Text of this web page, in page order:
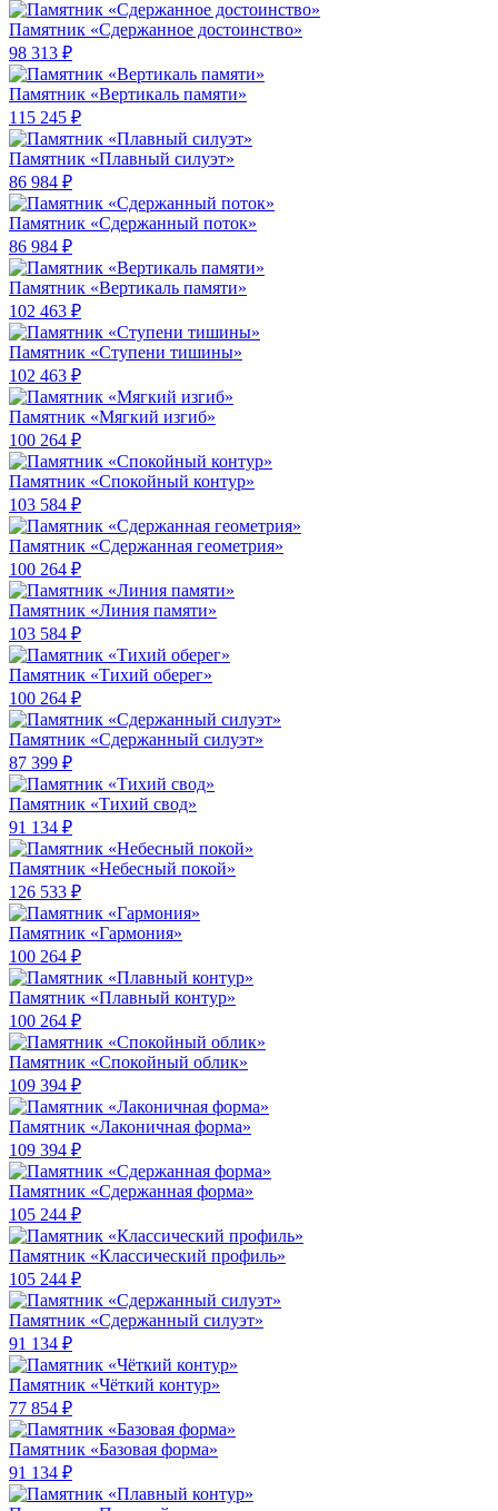
Памятник «Сдержанное достоинство»
98 313 ₽
Памятник «Вертикаль памяти»
115 245 ₽
Памятник «Плавный силуэт»
86 984 ₽
Памятник «Сдержанный поток»
86 984 ₽
Памятник «Вертикаль памяти»
102 463 ₽
Памятник «Ступени тишины»
102 463 ₽
Памятник «Мягкий изгиб»
100 264 ₽
Памятник «Спокойный контур»
103 584 ₽
Памятник «Сдержанная геометрия»
100 264 ₽
Памятник «Линия памяти»
103 584 ₽
Памятник «Тихий оберег»
100 264 ₽
Памятник «Сдержанный силуэт»
87 399 ₽
Памятник «Тихий свод»
91 134 ₽
Памятник «Небесный покой»
126 533 ₽
Памятник «Гармония»
100 264 ₽
Памятник «Плавный контур»
100 264 ₽
Памятник «Спокойный облик»
109 394 ₽
Памятник «Лаконичная форма»
109 394 ₽
Памятник «Сдержанная форма»
105 244 ₽
Памятник «Классический профиль»
105 244 ₽
Памятник «Сдержанный силуэт»
91 134 ₽
Памятник «Чёткий контур»
77 854 ₽
Памятник «Базовая форма»
91 134 ₽